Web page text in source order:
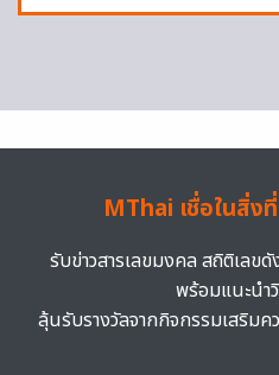
MThai เชื่อในสิ่ง
รับข่าวสารเลขมงคล สถิติเลข
พร้อมแนะนำ
ลุ้นรับรางวัลจากกิจกรรมเสริม